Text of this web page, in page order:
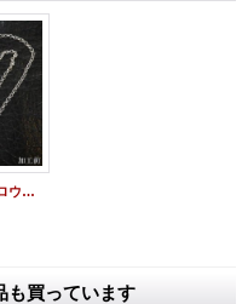
ロールチェーン ロウ付け 修理加工
も買っています